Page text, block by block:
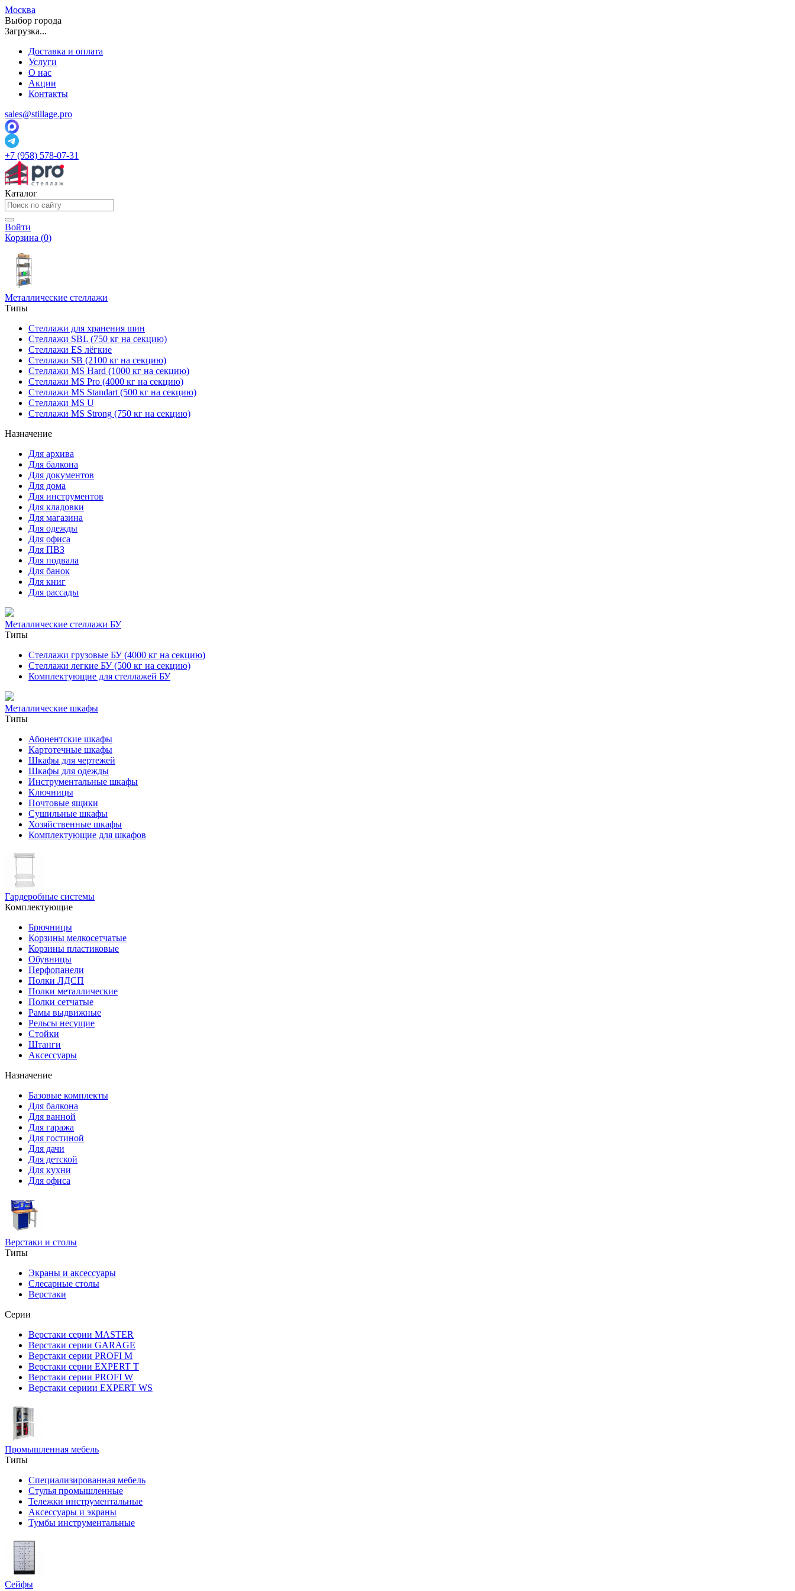
Москва
Выбор города
Загрузка...
Доставка и оплата
Услуги
О нас
Акции
Контакты
sales@stillage.pro
+7 (958) 578-07-31
Каталог
Войти
Корзина (0)
Металлические стеллажи
Типы
Стеллажи для хранения шин
Стеллажи SBL (750 кг на секцию)
Стеллажи ES лёгкие
Стеллажи SB (2100 кг на секцию)
Стеллажи MS Hard (1000 кг на секцию)
Стеллажи MS Pro (4000 кг на секцию)
Стеллажи MS Standart (500 кг на секцию)
Стеллажи MS U
Стеллажи MS Strong (750 кг на секцию)
Назначение
Для архива
Для балкона
Для документов
Для дома
Для инструментов
Для кладовки
Для магазина
Для одежды
Для офиса
Для ПВЗ
Для подвала
Для банок
Для книг
Для рассады
Металлические стеллажи БУ
Типы
Стеллажи грузовые БУ (4000 кг на секцию)
Стеллажи легкие БУ (500 кг на секцию)
Комплектующие для стеллажей БУ
Металлические шкафы
Типы
Абонентские шкафы
Картотечные шкафы
Шкафы для чертежей
Шкафы для одежды
Инструментальные шкафы
Ключницы
Почтовые ящики
Сушильные шкафы
Хозяйственные шкафы
Комплектующие для шкафов
Гардеробные системы
Комплектующие
Брючницы
Корзины мелкосетчатые
Корзины пластиковые
Обувницы
Перфопанели
Полки ЛДСП
Полки металлические
Полки сетчатые
Рамы выдвижные
Рельсы несущие
Стойки
Штанги
Аксессуары
Назначение
Базовые комплекты
Для балкона
Для ванной
Для гаража
Для гостиной
Для дачи
Для детской
Для кухни
Для офиса
Верстаки и столы
Типы
Экраны и аксессуары
Слесарные столы
Верстаки
Серии
Верстаки серии MASTER
Верстаки серии GARAGE
Верстаки серии PROFI M
Верстаки серии EXPERT T
Верстаки серии PROFI W
Верстаки сериии EXPERT WS
Промышленная мебель
Типы
Специализированная мебель
Стулья промышленные
Тележки инструментальные
Аксессуары и экраны
Тумбы инструментальные
Сейфы